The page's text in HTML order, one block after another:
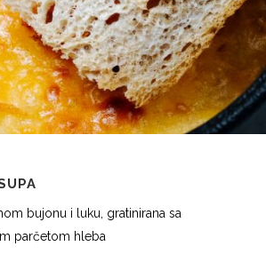
bujonu i luku, gratinirana sa
parčetom hleba